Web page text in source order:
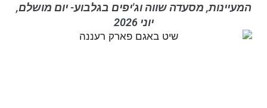
המעיינות, מסעדה שווה וג'יפים בגלבוע- יום מושלם,
יוני 2026